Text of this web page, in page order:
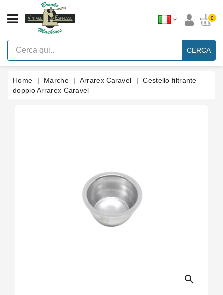
CATEGORIA
Macchine
Per
Caffè
Espresso
Leva
Vintage
0
CERCA
Home Marche Arrarex Caravel
Cestello filtrante
doppio Arrarex Caravel
search